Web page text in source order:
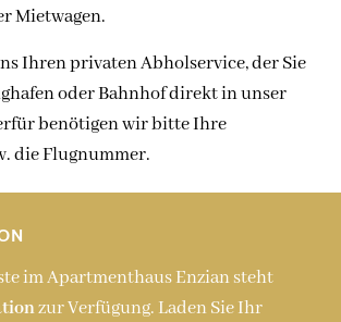
Mietwagen.
Ihren privaten Abholservice, der Sie
oder Bahnhof direkt in unser
benötigen wir bitte Ihre
die Flugnummer.
im Apartmenthaus Enzian steht
zur Verfügung. Laden Sie Ihr